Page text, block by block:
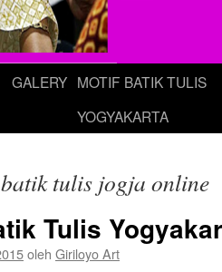
GALERY MOTIF BATIK TULIS
YOGYAKARTA
tulis jogja online
Tulis
oleh Giriloyo Art